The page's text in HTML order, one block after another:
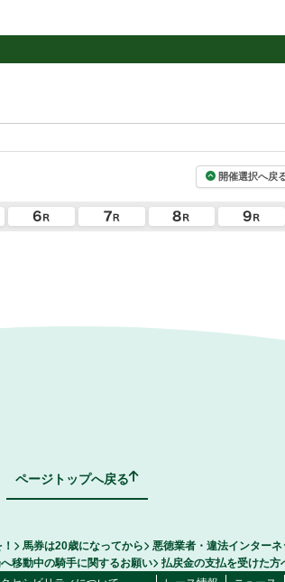
開催選択へ戻
ページトップへ戻る
馬券は20歳になってから
悪徳業者・違法インター
移動中の騎手に関するお願い
払戻金の支払を受けた方